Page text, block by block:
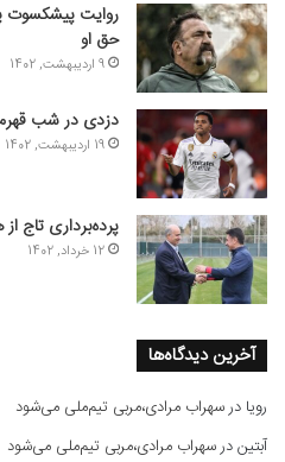
روایت پیشکسوت
حق او
9 اردیبهشت, 1402
دزدی در شب
19 اردیبهشت, 1402
پرده‌برداری تاج از هزینه ۴۱۱
12 خرداد, 1402
آخرین دیدگاه‌ها
رویا درسهراب مرادی،مربی تیم‌ملی می‌شود
آبتیندرسهراب مرادی،مربی تیم‌ملی می‌شود